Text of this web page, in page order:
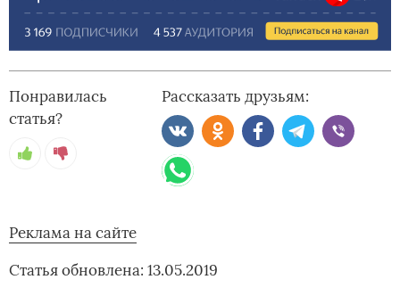
Понравилась
статья?
Рассказать друзьям:
Реклама на сайте
Статья обновлена: 13.05.2019